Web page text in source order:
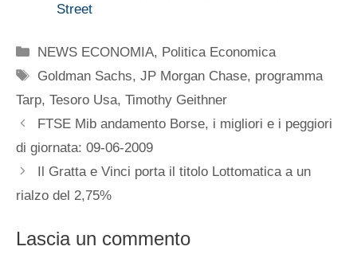
Street
Categorie
NEWS ECONOMIA, Politica Economica
Tag
Goldman Sachs,JP Morgan Chase, programma
Tarp, Tesoro Usa, Timothy Geithner
FTSE Mib andamento Borse, i migliori e i peggiori
di giornata: 09-06-2009
Il Gratta e Vinci porta il titolo Lottomatica a un
rialzo del 2,75%
Lascia un commento